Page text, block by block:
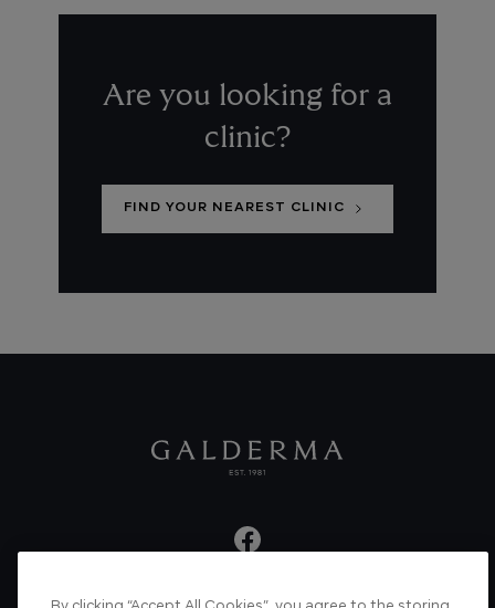
Are you looking for a
clinic?
FIND YOUR NEAREST CLINIC